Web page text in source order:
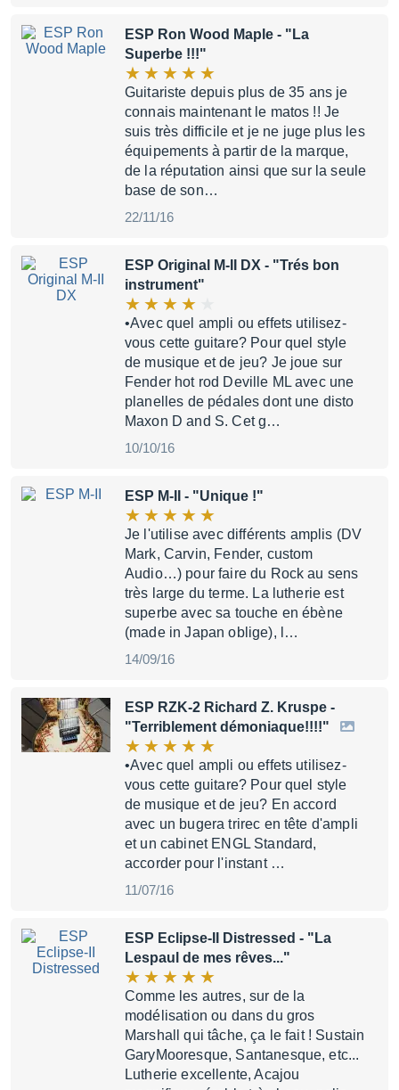
ESP Ron Wood Maple - "La
Superbe !!!"
Guitariste depuis plus de 35 ans je
connais maintenant le matos !! Je
suis très difficile et je ne juge plus les
équipements à partir de la marque,
de la réputation ainsi que sur la seule
base de son…
22/11/16
ESP Original M-II DX - "Trés bon
instrument"
•Avec quel ampli ou effets utilisez-
vous cette guitare? Pour quel style
de musique et de jeu? Je joue sur
Fender hot rod Deville ML avec une
planelles de pédales dont une disto
Maxon D and S. Cet g…
10/10/16
ESP M-II - "Unique !"
Je l'utilise avec différents amplis (DV
Mark, Carvin, Fender, custom
Audio…) pour faire du Rock au sens
très large du terme. La lutherie est
superbe avec sa touche en ébène
(made in Japan oblige), l…
14/09/16
ESP RZK-2 Richard Z. Kruspe -
"Terriblement démoniaque!!!!"
•Avec quel ampli ou effets utilisez-
vous cette guitare? Pour quel style
de musique et de jeu? En accord
avec un bugera trirec en tête d'ampli
et un cabinet ENGL Standard,
accorder pour l'instant …
11/07/16
ESP Eclipse-II Distressed - "La
Lespaul de mes rêves..."
Comme les autres, sur de la
modélisation ou dans du gros
Marshall qui tâche, ça le fait ! Sustain
GaryMooresque, Santanesque, etc...
Lutherie excellente, Acajou